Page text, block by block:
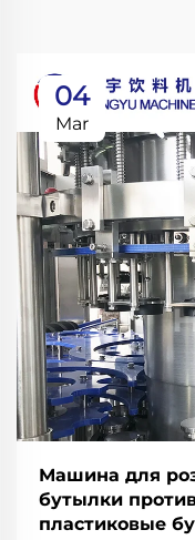
04
Mar
Машина для
бутылки
пластиковые